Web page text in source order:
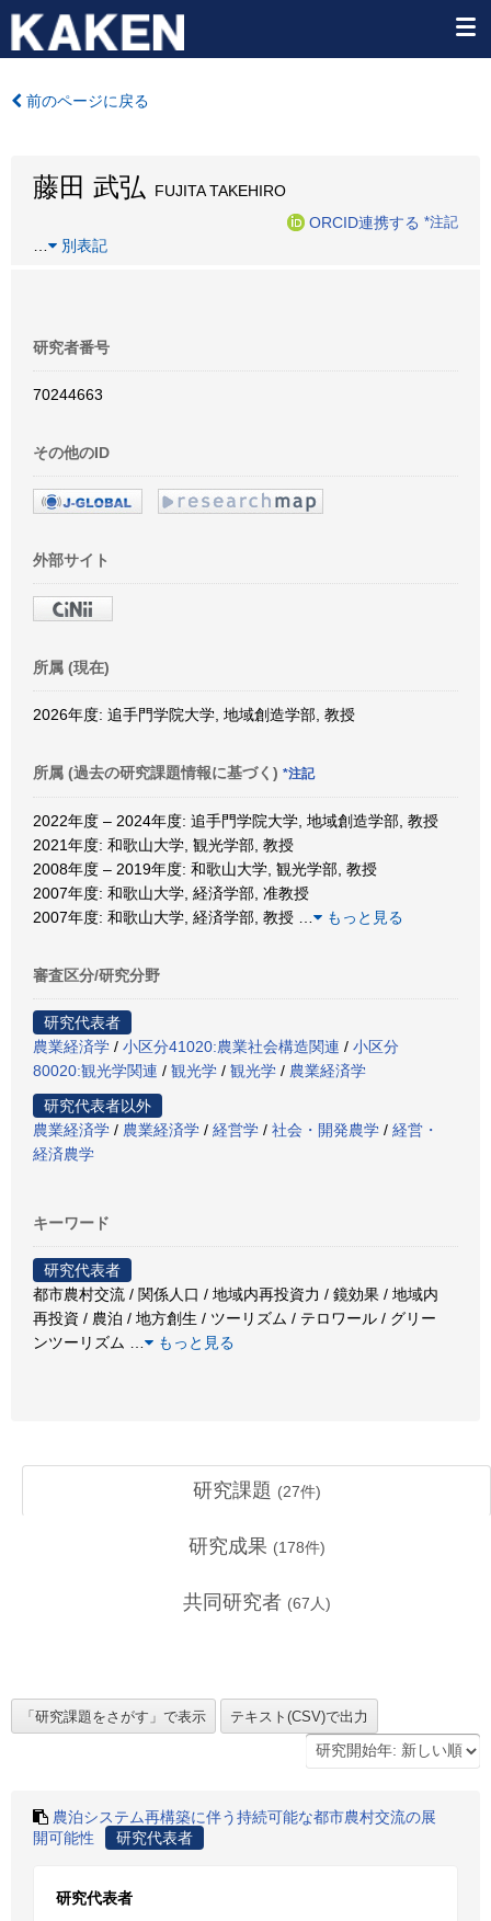
前のページに戻る
藤田 武弘 FUJITA TAKEHIRO
ORCID連携する *注記
別表記
研究者番号
70244663
その他のID
外部サイト
所属 (現在)
2026年度: 追手門学院大学, 地域創造学部, 教授
所属 (過去の研究課題情報に基づく) *注記
2022年度 – 2024年度: 追手門学院大学, 地域創造学部, 教授
2021年度: 和歌山大学, 観光学部, 教授
2008年度 – 2019年度: 和歌山大学, 観光学部, 教授
2007年度: 和歌山大学, 経済学部, 准教授
2007年度: 和歌山大学, 経済学部, 教授
もっと見る
審査区分/研究分野
研究代表者
農業経済学 / 小区分41020:農業社会構造関連 / 小区分
80020:観光学関連 / 観光学 / 観光学 / 農業経済学
研究代表者以外
農業経済学 / 農業経済学 / 経営学 / 社会・開発農学 / 経営・
経済農学
キーワード
研究代表者
都市農村交流 / 関係人口 / 地域内再投資力 / 鏡効果 / 地域内
再投資 / 農泊 / 地方創生 / ツーリズム / テロワール / グリー
ンツーリズム
もっと見る
研究課題 (27件)
研究成果 (178件)
共同研究者 (67 人)
農泊システム再構築に伴う持続可能な都市農村交流の展
開可能性
研究代表者
研究代表者